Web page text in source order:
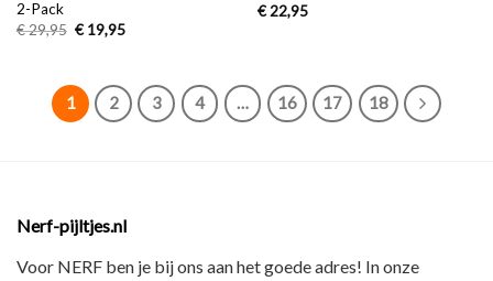
2-Pack
€29,95 €19,95
€22,95
1 2 3 4 … 16 17 18
Nerf-pijltjes.nl
Voor NERF ben je bij ons aan het goede adres! In onze